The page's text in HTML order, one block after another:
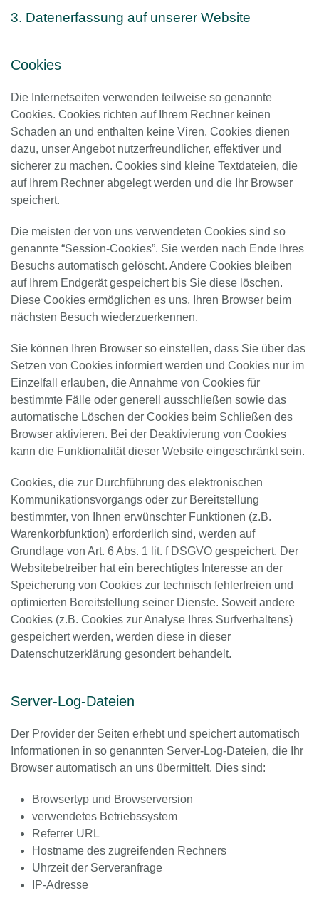
3. Datenerfassung auf unserer Website
Cookies
Die Internetseiten verwenden teilweise so genannte
Cookies. Cookies richten auf Ihrem Rechner keinen
Schaden an und enthalten keine Viren. Cookies dienen
dazu, unser Angebot nutzerfreundlicher, effektiver und
sicherer zu machen. Cookies sind kleine Textdateien, die
auf Ihrem Rechner abgelegt werden und die Ihr Browser
speichert.
Die meisten der von uns verwendeten Cookies sind so
genannte “Session-Cookies”. Sie werden nach Ende Ihres
Besuchs automatisch gelöscht. Andere Cookies bleiben
auf Ihrem Endgerät gespeichert bis Sie diese löschen.
Diese Cookies ermöglichen es uns, Ihren Browser beim
nächsten Besuch wiederzuerkennen.
Sie können Ihren Browser so einstellen, dass Sie über das
Setzen von Cookies informiert werden und Cookies nur im
Einzelfall erlauben, die Annahme von Cookies für
bestimmte Fälle oder generell ausschließen sowie das
automatische Löschen der Cookies beim Schließen des
Browser aktivieren. Bei der Deaktivierung von Cookies
kann die Funktionalität dieser Website eingeschränkt sein.
Cookies, die zur Durchführung des elektronischen
Kommunikationsvorgangs oder zur Bereitstellung
bestimmter, von Ihnen erwünschter Funktionen (z.B.
Warenkorbfunktion) erforderlich sind, werden auf
Grundlage von Art. 6 Abs. 1 lit. f DSGVO gespeichert. Der
Websitebetreiber hat ein berechtigtes Interesse an der
Speicherung von Cookies zur technisch fehlerfreien und
optimierten Bereitstellung seiner Dienste. Soweit andere
Cookies (z.B. Cookies zur Analyse Ihres Surfverhaltens)
gespeichert werden, werden diese in dieser
Datenschutzerklärung gesondert behandelt.
Server-Log-Dateien
Der Provider der Seiten erhebt und speichert automatisch
Informationen in so genannten Server-Log-Dateien, die Ihr
Browser automatisch an uns übermittelt. Dies sind:
Browsertyp und Browserversion
verwendetes Betriebssystem
Referrer URL
Hostname des zugreifenden Rechners
Uhrzeit der Serveranfrage
IP-Adresse